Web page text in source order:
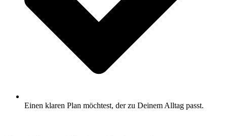
Einen klaren Plan möchtest, der zu Deinem Alltag passt.